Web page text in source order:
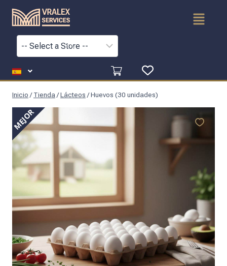
Inicio / Tienda/Lácteos /Huevos (30 unidades)
MEJOR